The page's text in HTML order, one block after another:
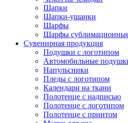
Шапки
Шапки-ушанки
Шарфы
Шарфы
Сувенирная продукция
Подушки с логотипом
Автомобильные
Напульсники
Пледы с логотипом
Календари на ткани
Полотенце с надписью
Полотенце с логотипом
Полотенце с принтом